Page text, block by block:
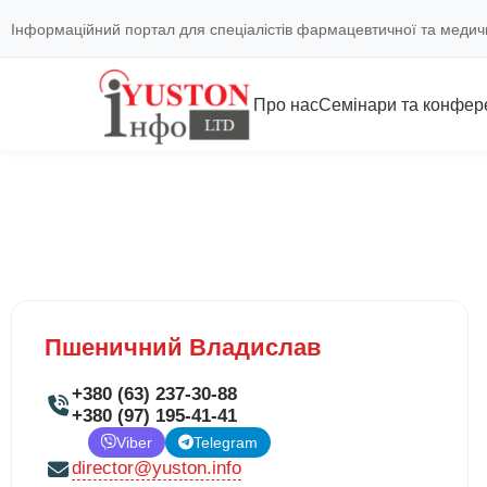
Інформаційний портал для спеціалістів фармацевтичної та
Про насСемінари та
Пшеничний Владислав
+380 (63) 237-30-88
+380 (97) 195-41-41
Viber Telegram
director@yuston.info